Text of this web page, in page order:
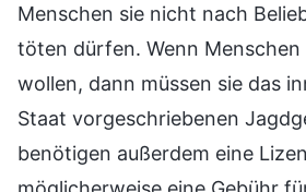
Menschen sie nicht nach
töten dürfen. Wenn Menschen
wollen, dann müssen sie das
Staat vorgeschriebenen
benötigen außerdem eine